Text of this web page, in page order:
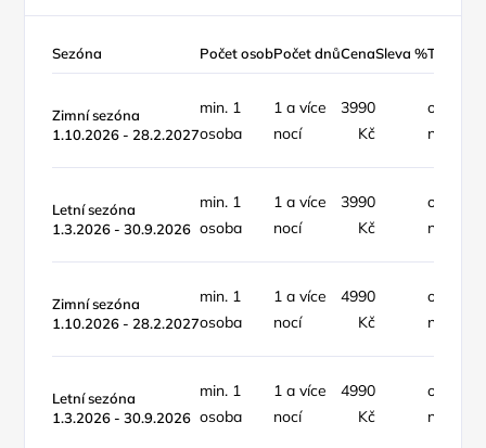
Sezóna Počet osobPočet dnůCenaSleva %Typ ceny
Zimní sezóna
1.10.2026 - 28.2.2027
min. 1
osoba
1 a více
nocí
3990
Kč
objekt /
noc
Letní sezóna
1.3.2026 - 30.9.2026
min. 1
osoba
1 a více
nocí
3990
Kč
objekt /
noc
Zimní sezóna
1.10.2026 - 28.2.2027
min. 1
osoba
1 a více
nocí
4990
Kč
objekt /
noc
Letní sezóna
1.3.2026 - 30.9.2026
min. 1
osoba
1 a více
nocí
4990
Kč
objekt /
noc